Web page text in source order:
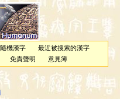
隨機漢字
最近被搜索的漢字
免責聲明 意見簿